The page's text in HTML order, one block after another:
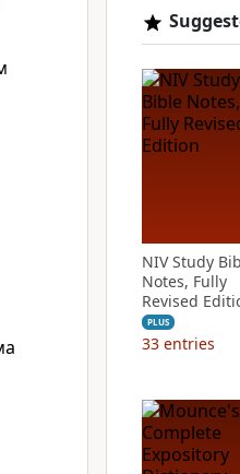
NIV Study
Notes, Fully
Revised
PLUS
33 entries